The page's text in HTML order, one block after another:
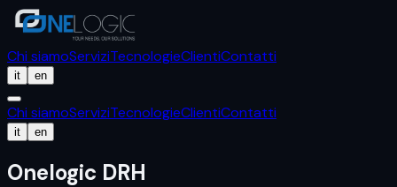
Chi siamoServiziTecnologieClientiContatti
it en
Chi siamoServiziTecnologieClientiContatti
it en
Onelogic DRH